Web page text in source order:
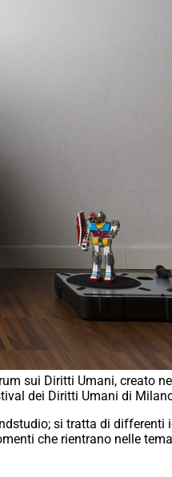
sui Diritti Umani, creato
dei Diritti Umani di
si tratta di differenti
che rientrano nelle